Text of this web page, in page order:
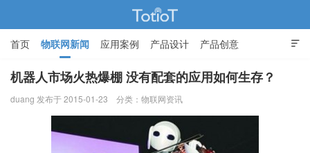
物联网的那些事 - Totiot

首页 物联网新闻 应用案例 产品设计 产品创意
智能家居
机器人市场火热爆棚 没有配套的应用如何生存？
duang 发布于 2015-01-23 分类： 物联网资讯